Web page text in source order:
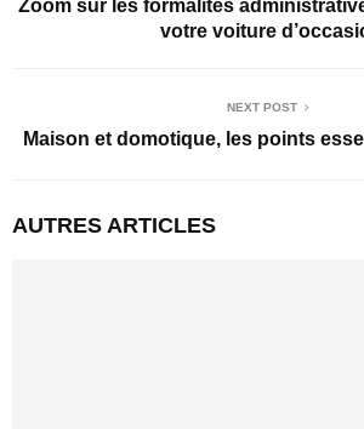
Zoom sur les formalités
votre voiture
NEXT POST
Maison et domotique, les points
AUTRES ARTICLES